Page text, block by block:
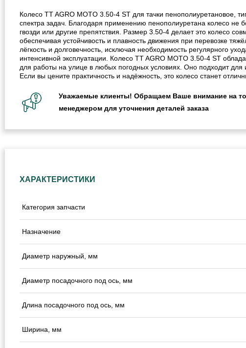
Колесо TT AGRO MOTO 3.50-4 ST для тачки пенополиуретановое,
спектра задач. Благодаря применению пенополиуретана колесо не
гвозди или другие препятствия. Размер 3.50-4 делает это колесо
обеспечивая устойчивость и плавность движения при перевозке
лёгкость и долговечность, исключая необходимость регулярного
интенсивной эксплуатации. Колесо TT AGRO MOTO 3.50-4 ST
для работы на улице в любых погодных условиях. Оно подходит для
Если вы цените практичность и надёжность, это колесо станет
Уважаемые клиенты! Обращаем Ваше внимание на
менеджером для уточнения деталей заказа
ХАРАКТЕРИСТИКИ
Категория запчасти
Назначение
Диаметр наружный, мм
Диаметр посадочного под ось, мм
Длина посадочного под ось, мм
Ширина, мм